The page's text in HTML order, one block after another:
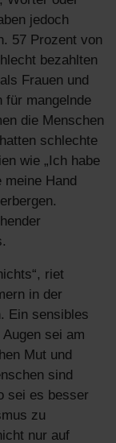
jedoch
57 Prozent von
bezahlten
Frauen und
für mangelnde
die Menschen
schlechte
wie „Ich habe
meine Hand
riet
in der
Ein sensibles
sei am
Mut und
sind
sei es besser
zu
nur auf